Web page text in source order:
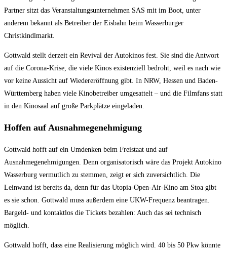
Partner sitzt das Veranstaltungsunternehmen SAS mit im Boot, unter
anderem bekannt als Betreiber der Eisbahn beim Wasserburger
Christkindlmarkt.
Gottwald stellt derzeit ein Revival der Autokinos fest. Sie sind die Antwort
auf die Corona-Krise, die viele Kinos existenziell bedroht, weil es nach wie
vor keine Aussicht auf Wiedereröffnung gibt. In NRW, Hessen und Baden-
Württemberg haben viele Kinobetreiber umgesattelt – und die Filmfans statt
in den Kinosaal auf große Parkplätze eingeladen.
Hoffen auf Ausnahmegenehmigung
Gottwald hofft auf ein Umdenken beim Freistaat und auf
Ausnahmegenehmigungen. Denn organisatorisch wäre das Projekt Autokino
Wasserburg vermutlich zu stemmen, zeigt er sich zuversichtlich. Die
Leinwand ist bereits da, denn für das Utopia-Open-Air-Kino am Stoa gibt
es sie schon. Gottwald muss außerdem eine UKW-Frequenz beantragen.
Bargeld- und kontaktlos die Tickets bezahlen: Auch das sei technisch
möglich.
Gottwald hofft, dass eine Realisierung möglich wird. 40 bis 50 Pkw könnte